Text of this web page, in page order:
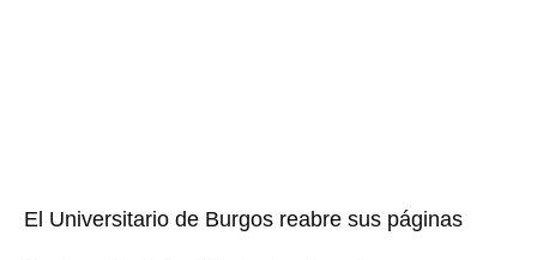
El Universitario de Burgos reabre sus páginas